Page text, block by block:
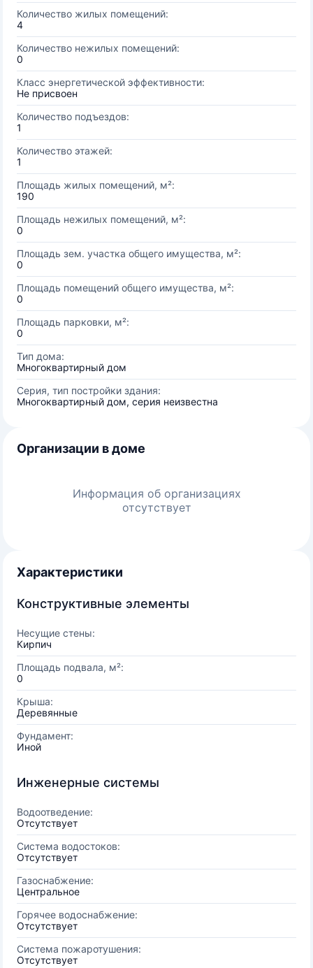
Количество жилых помещений:
4
Количество нежилых помещений:
0
Класс энергетической эффективности:
Не присвоен
Количество подъездов:
1
Количество этажей:
1
Площадь жилых помещений, м²:
190
Площадь нежилых помещений, м²:
0
Площадь зем. участка общего имущества, м²:
0
Площадь помещений общего имущества, м²:
0
Площадь парковки, м²:
0
Тип дома:
Многоквартирный дом
Серия, тип постройки здания:
Многоквартирный дом, серия неизвестна
Организации в доме
Информация об организациях
отсутствует
Характеристики
Конструктивные элементы
Несущие стены:
Кирпич
Площадь подвала, м²:
0
Крыша:
Деревянные
Фундамент:
Иной
Инженерные системы
Водоотведение:
Отсутствует
Система водостоков:
Отсутствует
Газоснабжение:
Центральное
Горячее водоснабжение:
Отсутствует
Система пожаротушения:
Отсутствует